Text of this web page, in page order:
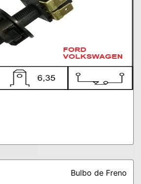
Bulbo de Freno